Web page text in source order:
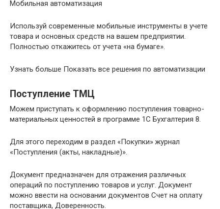
Мобильная автоматизация
Используй современные мобильные инструменты в учете
товара и основных средств на вашем предприятии.
Полностью откажитесь от учета «на бумаге».
Узнать больше Показать все решения по автоматизации
Поступление ТМЦ
Можем приступать к оформлению поступления товарно-
материальных ценностей в программе 1С Бухгалтерия 8.
Для этого переходим в раздел «Покупки» журнал
«Поступления (акты, накладные)».
Документ предназначен для отражения различных
операций по поступлению товаров и услуг. Документ
можно ввести на основании документов Счет на оплату
поставщика, Доверенность.